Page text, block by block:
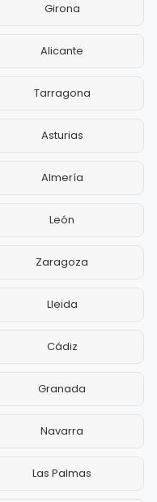
Girona
Alicante
Tarragona
Asturias
Almería
León
Zaragoza
Lleida
Cádiz
Granada
Navarra
Las Palmas